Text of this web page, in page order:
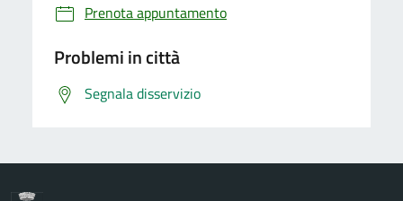
Prenota appuntamento
Problemi in città
Segnala disservizio